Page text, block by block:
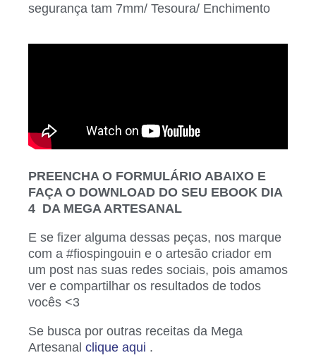
segurança tam 7mm/ Tesoura/ Enchimento
PREENCHA O FORMULÁRIO ABAIXO E
FAÇA O DOWNLOAD DO SEU EBOOK DIA
4 DA MEGA ARTESANAL
E se fizer alguma dessas peças, nos marque
com a #fiospingouin e o artesão criador em
um post nas suas redes sociais, pois amamos
ver e compartilhar os resultados de todos
vocês <3
Se busca por outras receitas da Mega
Artesanal clique aqui .